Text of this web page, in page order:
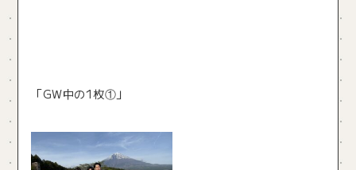
「GW中の1枚①」